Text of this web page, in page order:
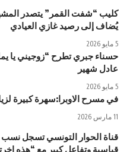
كليب “شفت القمر” يتصدر
يُضاف إلى رصيد غازي العيادي
حسناء جبري تطرح “زوجيني يا
عادل شهير
في مسرح الاوبرا:سهرة كبيرة
قناة الحوار التونسي تسجل نسب
قياسية وتفاعل كبير مع “هذه